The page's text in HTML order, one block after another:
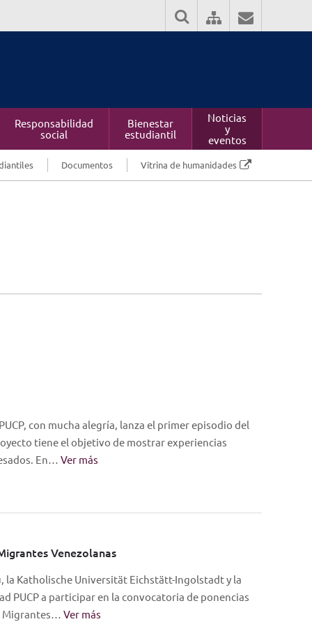
Responsabilidad
social
Bienestar
estudiantil
Noticias
y
eventos
Documentos Vitrina de humanidades
con mucha alegría, lanza el primer episodio del
tiene el objetivo de mostrar experiencias
En… Ver más
Venezolanas
la Katholische Universität Eichstätt-Ingolstadt y la
PUCP a participar en la convocatoria de ponencias
Migrantes… Ver más